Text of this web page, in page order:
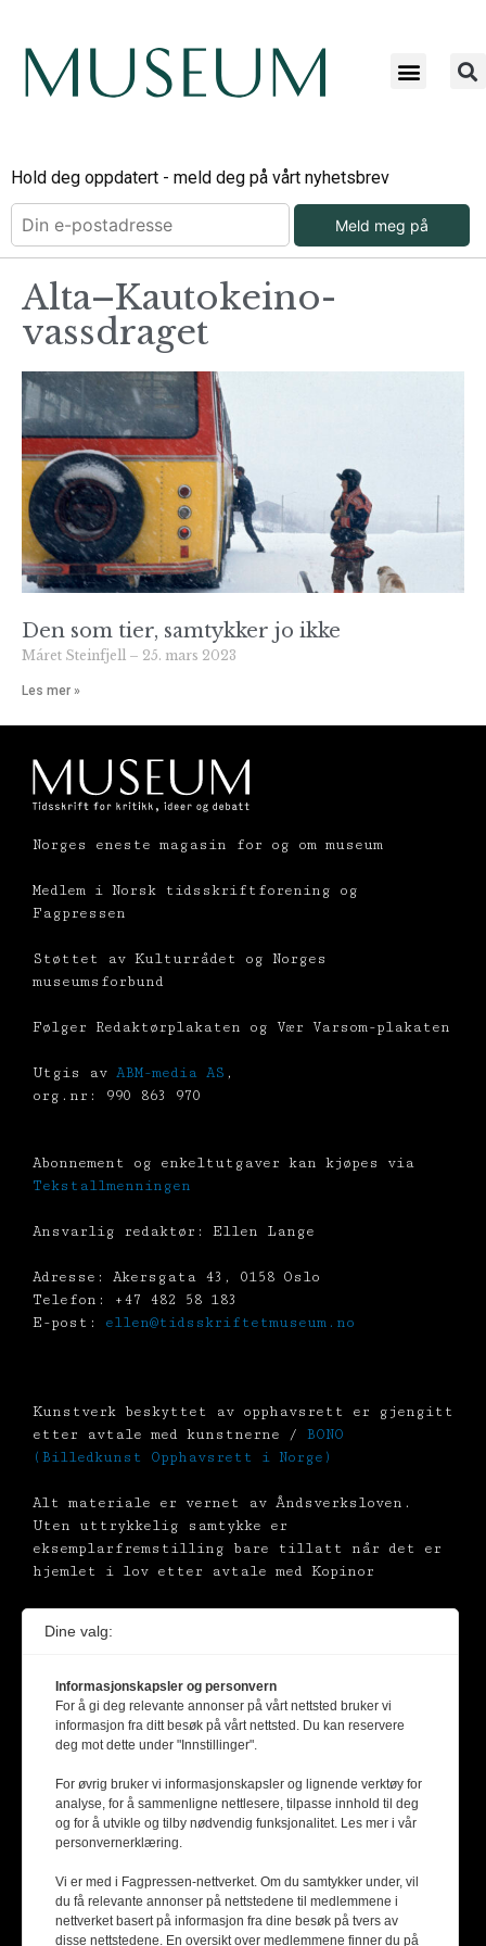
Hold deg oppdatert - meld deg på vårt nyhetsbrev
Meld meg på
Alta–Kautokeino-
vassdraget
Den som tier, samtykker jo ikke
Máret Steinfjell 25. mars 2023
Les mer »
Norges eneste magasin for og om museum
Medlem i Norsk tidsskriftforening og
Fagpressen
Støttet av Kulturrådet og Norges
museumsforbund
Følger Redaktørplakaten og Vær Varsom-plakaten
Utgis av ABM-media AS ,
org.nr: 990 863 970
Abonnement og enkeltutgaver kan kjøpes via
Tekstallmenningen
Ansvarlig redaktør: Ellen Lange
Adresse: Akersgata 43, 0158 Oslo
Telefon: +47 482 58 183
E-post: ellen@tidsskriftetmuseum.no
Kunstverk beskyttet av opphavsrett er gjengitt
etter avtale med kunstnerne / BONO
(Billedkunst Opphavsrett i Norge)
Alt materiale er vernet av Åndsverksloven.
Uten uttrykkelig samtykke er
eksemplarfremstilling bare tillatt når det er
hjemlet i lov etter avtale med Kopinor
Dine valg:
Informasjonskapsler og personvern
For å gi deg relevante annonser på vårt nettsted bruker vi
informasjon fra ditt besøk på vårt nettsted. Du kan reservere
deg mot dette under "Innstillinger".
For øvrig bruker vi informasjonskapsler og lignende verktøy for
analyse, for å sammenligne nettlesere, tilpasse innhold til deg
og for å utvikle og tilby nødvendig funksjonalitet. Les mer i vår
personvernerklæring.
Vi er med i Fagpressen-nettverket. Om du samtykker under, vil
du få relevante annonser på nettstedene til medlemmene i
nettverket basert på informasjon fra dine besøk på tvers av
disse nettstedene. En oversikt over medlemmene finner du på